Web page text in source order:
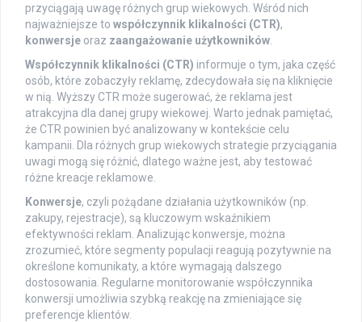
przyciągają uwagę różnych grup wiekowych. Wśród nich
najważniejsze to współczynnik klikalności (CTR),
konwersje oraz zaangażowanie użytkowników
Współczynnik klikalności (CTR) informuje o tym, jaka część
osób, które zobaczyły reklamę, zdecydowała się na kliknięcie
w nią. Wyższy CTR może sugerować, że reklama jest
atrakcyjna dla danej grupy wiekowej. Warto jednak pamiętać,
że CTR powinien być analizowany w kontekście celu
kampanii. Dla różnych grup wiekowych strategie przyciągania
uwagi mogą się różnić, dlatego ważne jest, aby testować
różne kreacje reklamowe.
Konwersje, czyli pożądane działania użytkowników (np.
zakupy, rejestracje), są kluczowym wskaźnikiem
efektywności reklam. Analizując konwersje, można
zrozumieć, które segmenty populacji reagują pozytywnie na
określone komunikaty, a które wymagają dalszego
dostosowania. Regularne monitorowanie współczynnika
konwersji umożliwia szybką reakcję na zmieniające się
preferencje klientów.